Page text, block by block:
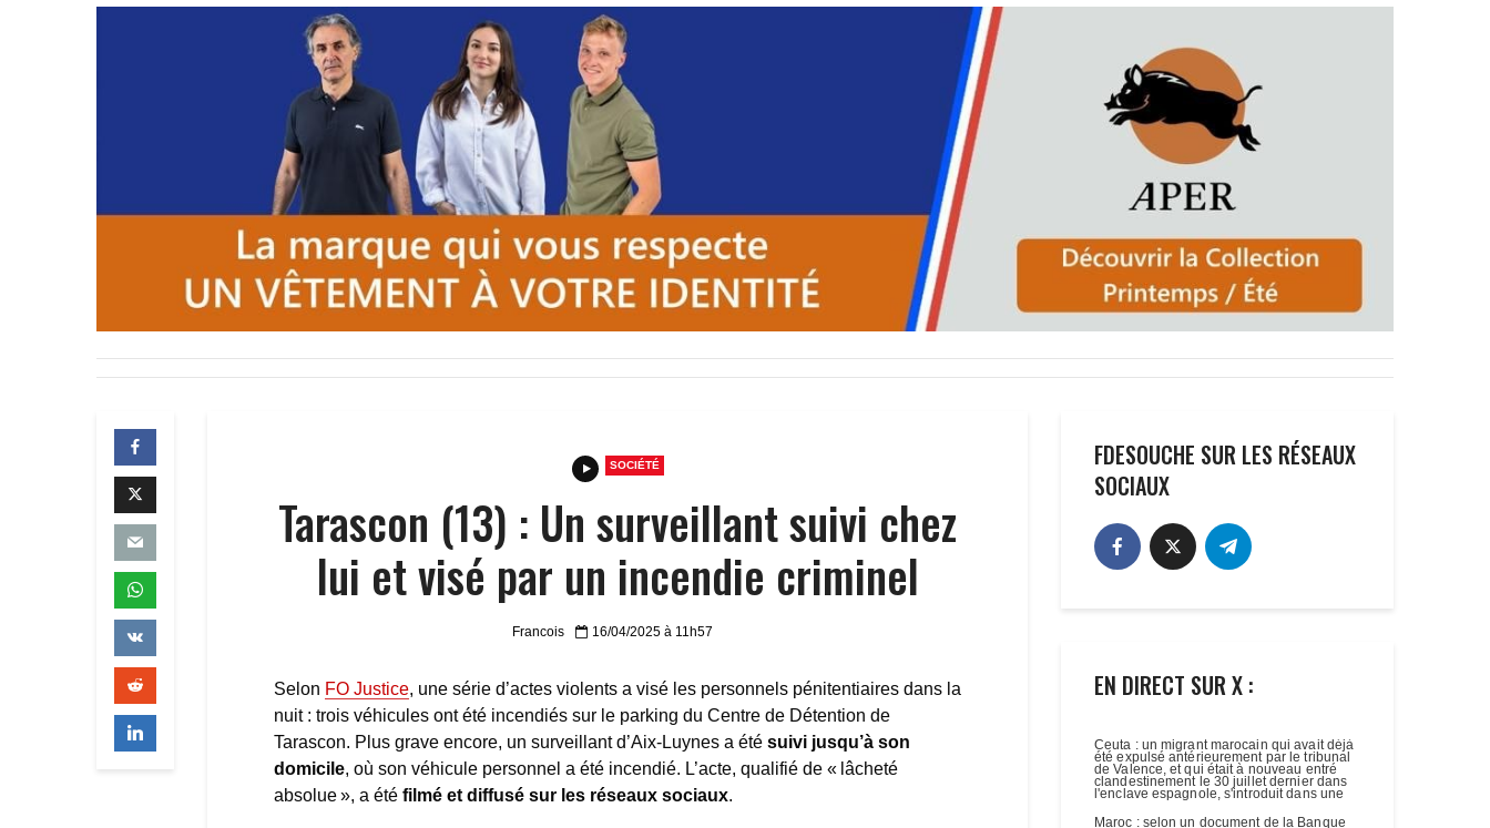
SOCIÉTÉ
Tarascon (13) : Un surveillant suivi chez
lui et visé par un incendie criminel
Francois 16/04/2025 à 11h57
Selon FO Justice, une série d’actes violents a visé les personnels pénitentiaires dans la
nuit : trois véhicules ont été incendiés sur le parking du Centre de Détention de
Tarascon. Plus grave encore, un surveillant d’Aix-Luynes a été suivi jusqu’à son
domicile, où son véhicule personnel a été incendié. L’acte, qualifié de « lâcheté
absolue », a été filmé et diffusé sur les réseaux sociaux.
FDESOUCHE SUR LES RÉSEAUX
SOCIAUX
EN DIRECT SUR X :